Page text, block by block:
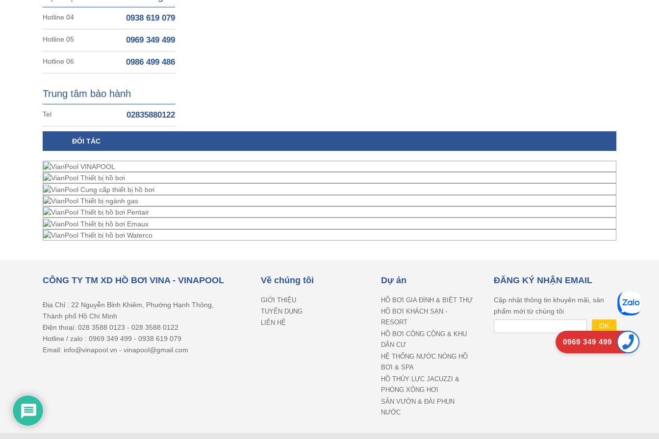
Hotline 04 0938 619 079
Hotline 05 0969 349 499
Hotline 06 0986 499 486
Trung tâm bảo hành
Tel 02835880122
ĐỐI TÁC
CÔNG TY TM XD HỒ BƠI VINA - VINAPOOL
Địa Chỉ : 22 Nguyễn Bỉnh Khiêm, Phường Hạnh Thông,
Thành phố Hồ Chí Minh
Điện thoại: 028 3588 0123 - 028 3588 0122
Hotline / zalo : 0969 349 499 - 0938 619 079
Email: info@vinapool.vn - vinapool@gmail.com
Về chúng tôi
GIỚI THIỆU
TUYỂN DỤNG
LIÊN HỆ
Dự án
HỒ BƠI GIA ĐÌNH & BIỆT THỰ
HỒ BƠI KHÁCH SẠN -
RESORT
HỒ BƠI CÔNG CỘNG & KHU
DÂN CƯ
HỆ THỐNG NƯỚC NÓNG HỒ
BƠI & SPA
HỒ THỦY LỰC JACUZZI &
PHÒNG XÔNG HƠI
SÂN VƯỜN & ĐÀI PHUN
NƯỚC
ĐĂNG KÝ NHẬN EMAIL
Cập nhật thông tin khuyên mãi, sản
phẩm mới từ chúng tôi
0969 349 499